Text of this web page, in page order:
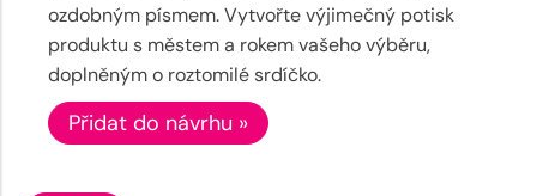
ozdobným písmem. Vytvořte výjimečný potisk
produktu s městem a rokem vašeho výběru,
doplněným o roztomilé srdíčko.
Přidat do návrhu »